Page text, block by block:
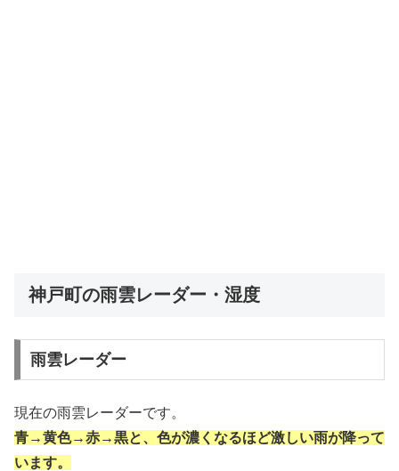
神戸町の雨雲レーダー・湿度
雨雲レーダー
現在の雨雲レーダーです。
青→黄色→赤→黒と、色が濃くなるほど激しい雨が降って
います。